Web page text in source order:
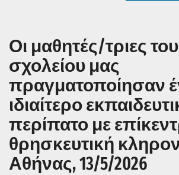
Οι μαθητές/τριες του
σχολείου μας
πραγματοποίησαν
ιδιαίτερο
περίπατο με
θρησκευτική
Αθήνας, 13/5/2026